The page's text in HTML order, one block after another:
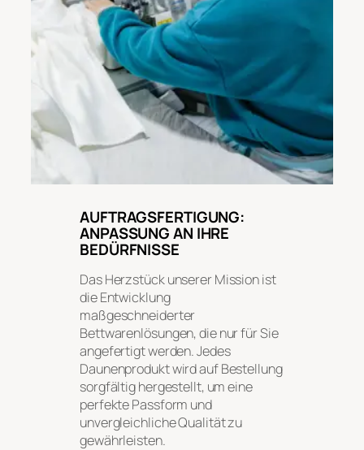
AUFTRAGSFERTIGUNG:
ANPASSUNG AN IHRE
BEDÜRFNISSE
Das Herzstück unserer Mission ist
die Entwicklung
maßgeschneiderter
Bettwarenlösungen, die nur für Sie
angefertigt werden. Jedes
Daunenprodukt wird auf Bestellung
sorgfältig hergestellt, um eine
perfekte Passform und
unvergleichliche Qualität zu
gewährleisten.